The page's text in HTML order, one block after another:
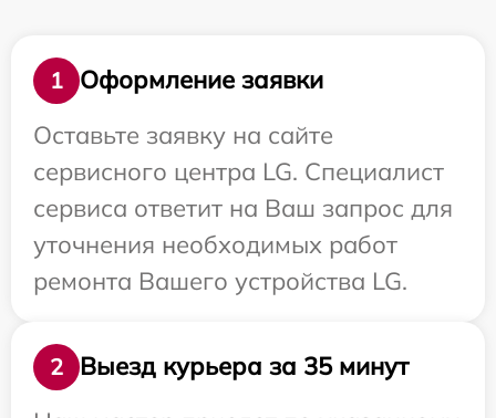
1
Оформление заявки
Оставьте заявку на сайте
сервисного центра LG. Специалист
сервиса ответит на Ваш запрос для
уточнения необходимых работ
ремонта Вашего устройства LG.
2
Выезд курьера за 35 минут